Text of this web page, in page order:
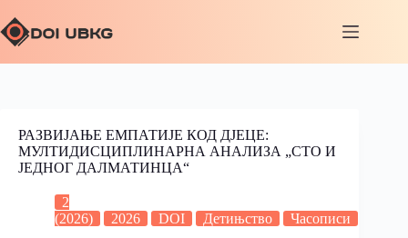
РАЗВИЈАЊЕ ЕМПАТИЈЕ КОД ДЈЕЦЕ:
МУЛТИДИСЦИПЛИНАРНА АНАЛИЗА „СТО И
ЈЕДНОГ ДАЛМАТИНЦА“
2
(2026)
2026 DOI Детињство Часописи